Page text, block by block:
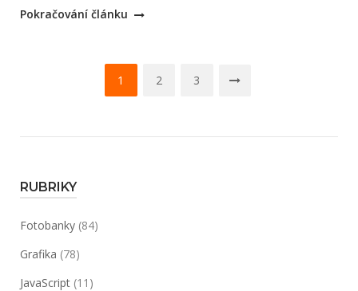
„Jak
Pokračování článku
1 2 3
RUBRIKY
Fotobanky (84)
Grafika (78)
JavaScript (11)